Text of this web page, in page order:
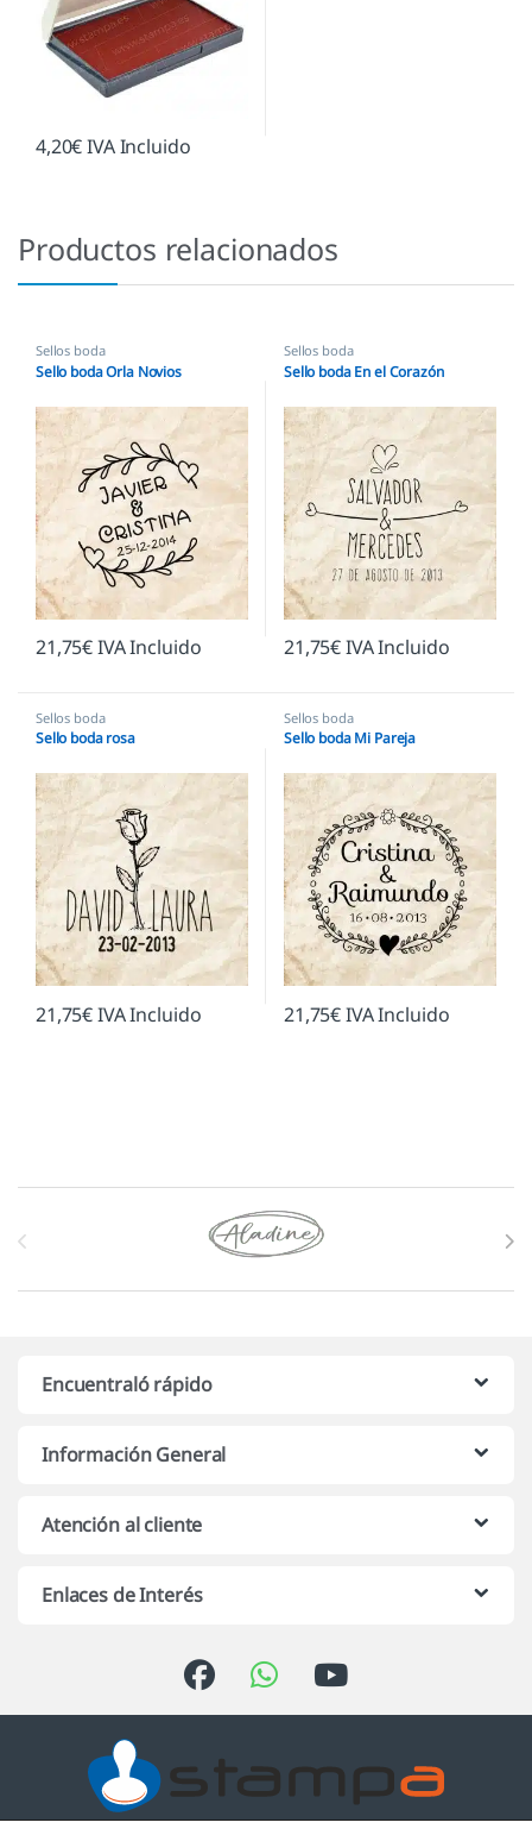
4,20€IVA Incluido
Productos relacionados
Sellos boda
Sello boda Orla Novios
21,75€IVA Incluido
Sellos boda
Sello boda En el Corazón
21,75€IVA Incluido
Sellos boda
Sello boda rosa
21,75€IVA Incluido
Sellos boda
Sello boda Mi Pareja
21,75€IVA Incluido
Marcas De Carrusel
Encuentraló rápido
Información General
Atención al cliente
Enlaces de Interés